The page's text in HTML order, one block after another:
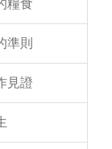
糧食
準則
見證